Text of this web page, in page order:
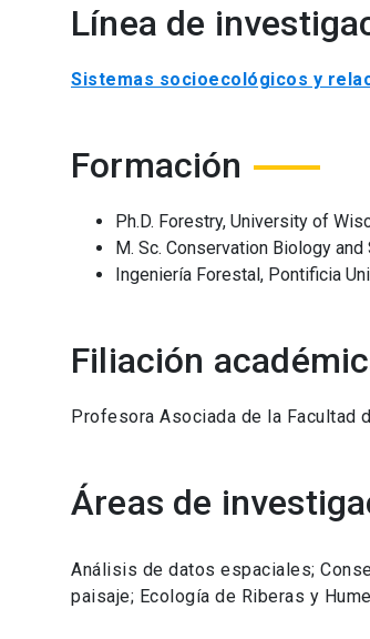
Línea de
Sistemas socioecológicos y
Formación
Ph.D. Forestry, University of
M. Sc. Conservation Biology
Ingeniería Forestal, Pontificia
Filiación
Profesora Asociada de la Facultad
Áreas de
Análisis de datos espaciales;
paisaje; Ecología de Riberas y